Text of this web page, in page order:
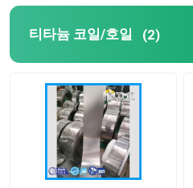
티타늄 코일/호일 (2)